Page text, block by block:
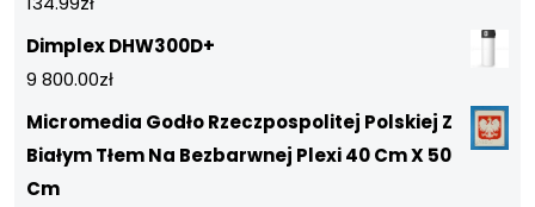
Dimplex DHW300D+
9 800.00zł
Micromedia Godło Rzeczpospolitej Polskiej Z
Białym Tłem Na Bezbarwnej Plexi 40 Cm X 50
Cm